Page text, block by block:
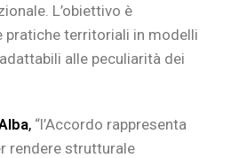
L’obiettivo è
pratiche territoriali in modelli
alle peculiarità dei
, “l’Accordo rappresenta
rendere strutturale